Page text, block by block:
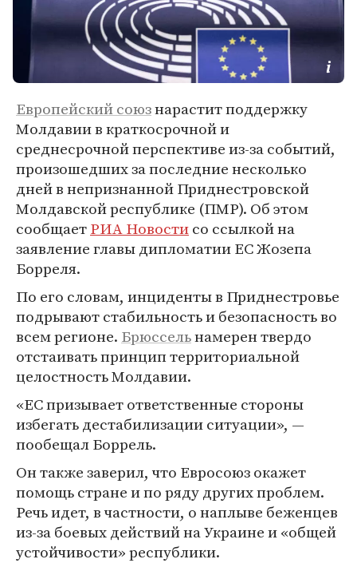
Европейский союзнарастит поддержку
Молдавии в краткосрочной и
среднесрочной перспективе из-за событий,
произошедших за последние несколько
дней в непризнанной Приднестровской
Молдавской республике (ПМР). Об этом
сообщаетРИА Новостисо ссылкой на
заявление главы дипломатии ЕС Жозепа
Борреля.
По его словам, инциденты в Приднестровье
подрывают стабильность и безопасность во
всем регионе. Брюссельнамерен твердо
отстаивать принцип территориальной
целостность Молдавии.
«ЕС призывает ответственные стороны
избегать дестабилизации ситуации», —
пообещал Боррель.
Он также заверил, что Евросоюз окажет
помощь стране и по ряду других проблем.
Речь идет, в частности, о наплыве беженцев
из-за боевых действий на Украине и «общей
устойчивости» республики.